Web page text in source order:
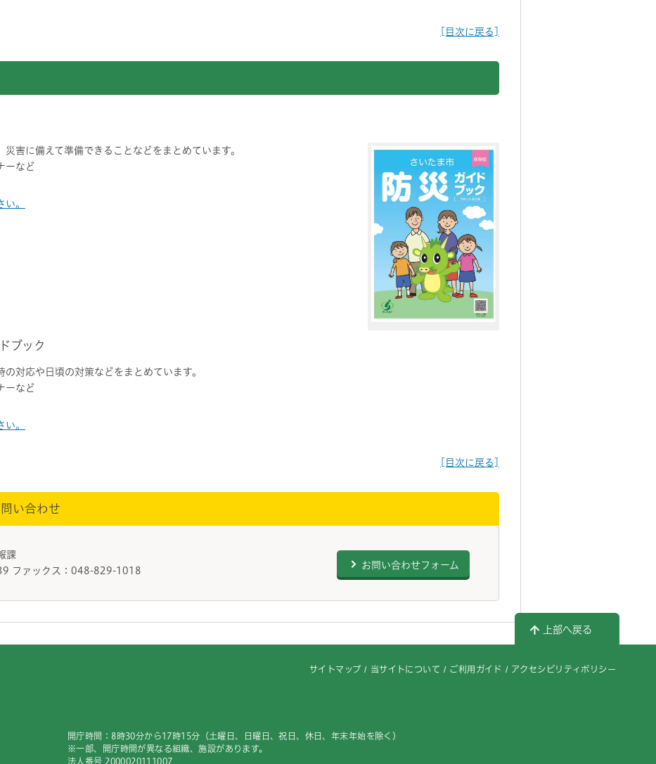
[目次に戻る]
害に備えて準備できることなどをまとめています。
ーなど
。
ブック
対応や日頃の対策などをまとめています。
ーなど
。
[目次に戻る]
い合わせ
課
ファックス：048-829-1018
お問い合わせフォーム
上部へ戻る
サイトマップ 当サイトについて ご利用ガイド アクセシビリティポリシー
開庁時間：8時30分から17時15分（土曜日、日曜日、祝日、休日、年末年始を除く）
※一部、開庁時間が異なる組織、施設があります。
法人番号 2000020111007